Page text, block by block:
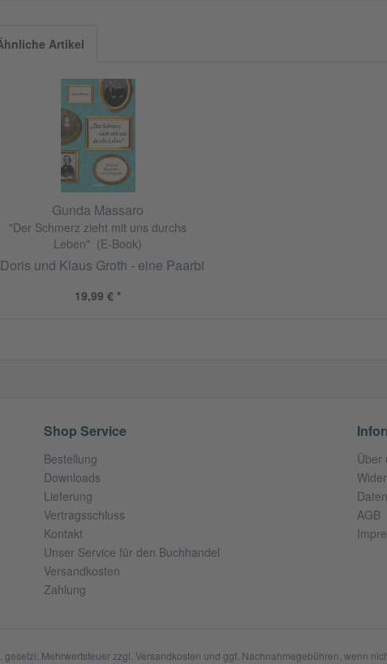
Artikel
Gunda Massaro
"Der Schmerz zieht mit uns durchs
Leben" (E-Book)
Doris und Klaus Groth - eine Paarbiographie in Briefen,
19,99 € *
Shop Service
Bestellung
Downloads
Lieferung
Vertragsschluss
Kontakt
Unser Service für den Buchhandel
Versandkosten
Zahlung
Über
AGB
gesetzl. Mehrwertsteuer zzgl. Versandkosten und ggf. Nachnahmegebühren, wenn